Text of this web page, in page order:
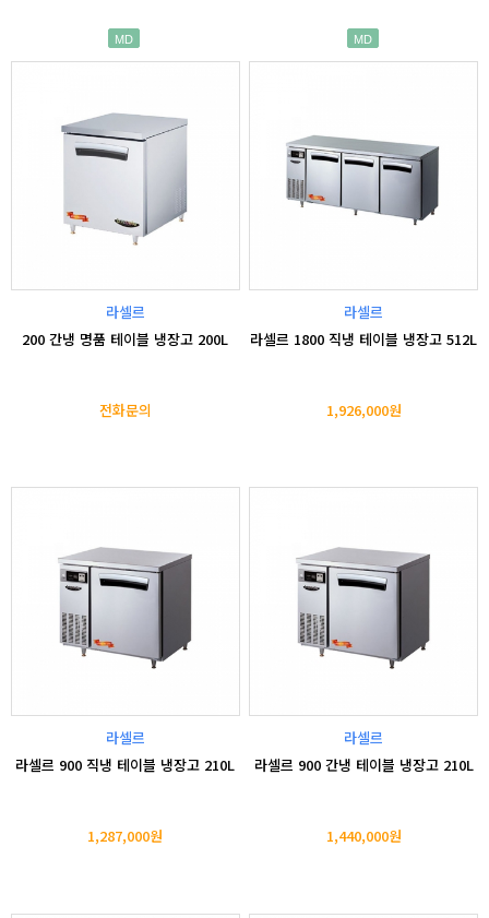
MD MD
라셀르
200 간냉 명품 테이블 냉장고 200L
전화문의
라셀르
라셀르 1800 직냉 테이블 냉장고 512L
1,926,000원
라셀르
라셀르 900 직냉 테이블 냉장고 210L
1,287,000원
라셀르
라셀르 900 간냉 테이블 냉장고 210L
1,440,000원